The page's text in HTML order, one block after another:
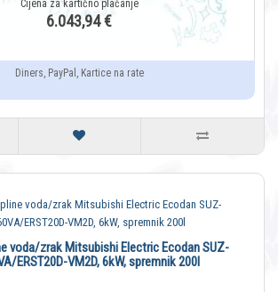
6.043,94 €
Diners, PayPal, Kartice na rate
voda/zrak Mitsubishi Electric Ecodan SUZ-
ERST20D-VM2D, 6kW, spremnik 200l